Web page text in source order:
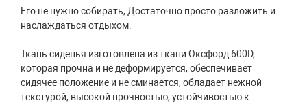
Его не нужно собирать, Достаточно просто разложить и
наслаждаться отдыхом.
Ткань сиденья изготовлена из ткани Оксфорд 600D,
которая прочна и не деформируется, обеспечивает
сидячее положение и не сминается, обладает нежной
текстурой, высокой прочностью, устойчивостью к